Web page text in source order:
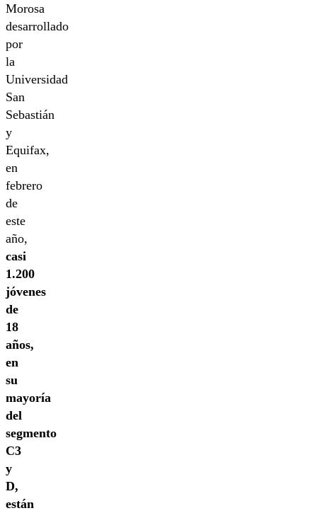
Morosa
desarrollado
por
la
Universidad
San
Sebastián
y
Equifax,
en
febrero
de
este
año,
casi
1.200
jóvenes
de
18
años,
en
su
mayoría
del
segmento
C3
y
D,
están